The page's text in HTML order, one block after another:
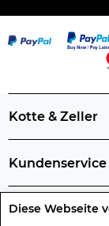
Diese Webseite
Kotte & Zeller
Kundenservice
Rechtliche